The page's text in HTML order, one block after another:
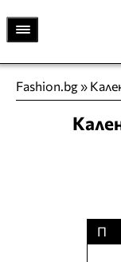
Fashion.bg»
П